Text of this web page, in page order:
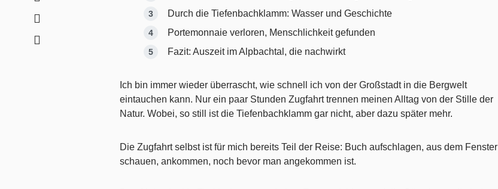
Durch die Tiefenbachklamm: Wasser und Geschichte
Portemonnaie verloren, Menschlichkeit gefunden
Fazit: Auszeit im Alpbachtal, die nachwirkt
Ich bin immer wieder überrascht, wie schnell ich von der Großstadt in die Bergwelt
eintauchen kann. Nur ein paar Stunden Zugfahrt trennen meinen Alltag von der Stille der
Natur. Wobei, so still ist die Tiefenbachklamm gar nicht, aber dazu später mehr.
Die Zugfahrt selbst ist für mich bereits Teil der Reise: Buch aufschlagen, aus dem Fenster
schauen, ankommen, noch bevor man angekommen ist.